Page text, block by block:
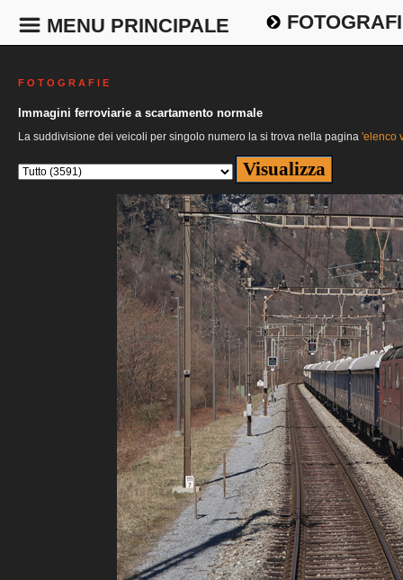
MENU PRINCIPALE
F O T O G R A F I E
Immagini ferroviarie a scartamento normale
La suddivisione dei veicoli per singolo numero la si trova nella pagina 'elenco